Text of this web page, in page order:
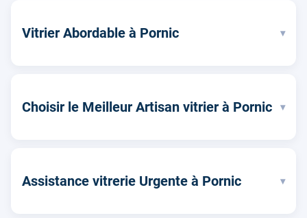
Vitrier Abordable à Pornic ▾
Choisir le Meilleur Artisan vitrier à Pornic ▾
Assistance vitrerie Urgente à Pornic ▾